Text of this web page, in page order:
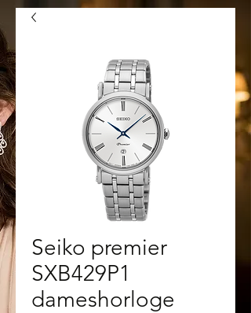
Seiko premier
SXB429P1
dameshorloge